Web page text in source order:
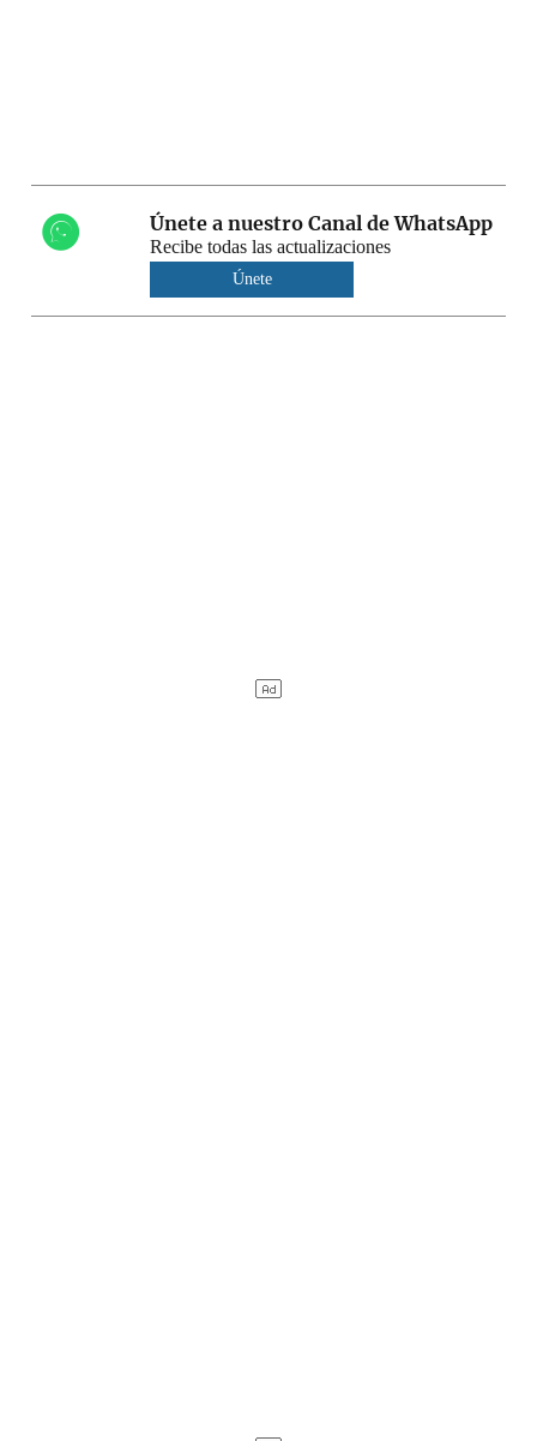
Únete a nuestro Canal de WhatsApp
Recibe todas las actualizaciones
Únete